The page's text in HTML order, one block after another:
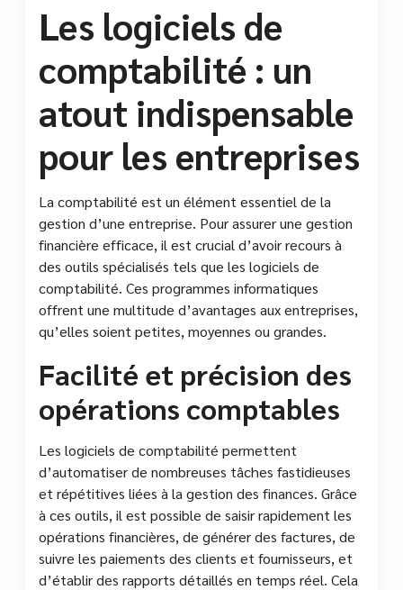
Les logiciels de
comptabilité : un
atout indispensable
pour les entreprises
La comptabilité est un élément essentiel de la
gestion d’une entreprise. Pour assurer une gestion
financière efficace, il est crucial d’avoir recours à
des outils spécialisés tels que les logiciels de
comptabilité. Ces programmes informatiques
offrent une multitude d’avantages aux entreprises,
qu’elles soient petites, moyennes ou grandes.
Facilité et précision des
opérations comptables
Les logiciels de comptabilité permettent
d’automatiser de nombreuses tâches fastidieuses
et répétitives liées à la gestion des finances. Grâce
à ces outils, il est possible de saisir rapidement les
opérations financières, de générer des factures, de
suivre les paiements des clients et fournisseurs, et
d’établir des rapports détaillés en temps réel. Cela